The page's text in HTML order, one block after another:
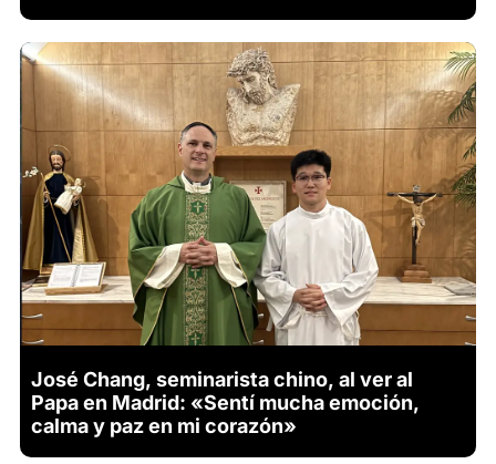
José Chang, seminarista chino, al ver al
Papa en Madrid: «Sentí mucha emoción,
calma y paz en mi corazón»